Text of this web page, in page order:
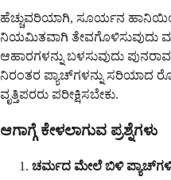
ಹೆಚ್ಚುವರಿಯಾಗಿ, ಸೂರ್ಯನ
ನಿಯಮಿತವಾಗಿ ತೇವಗೊಳಿಸುವುದು
ಆಹಾರಗಳನ್ನು ಬಳಸುವುದು
ನಿರಂತರ ಪ್ಯಾಚ್‌ಗಳನ್ನು ಸರಿಯಾದ
ವೃತ್ತಿಪರರು ಪರೀಕ್ಷಿಸಬೇಕು.
ಆಗಾಗ್ಗೆ ಕೇಳಲಾಗುವ ಪ್ರಶ್ನೆಗಳು
ಚರ್ಮದ ಮೇಲೆ ಬಿಳಿ